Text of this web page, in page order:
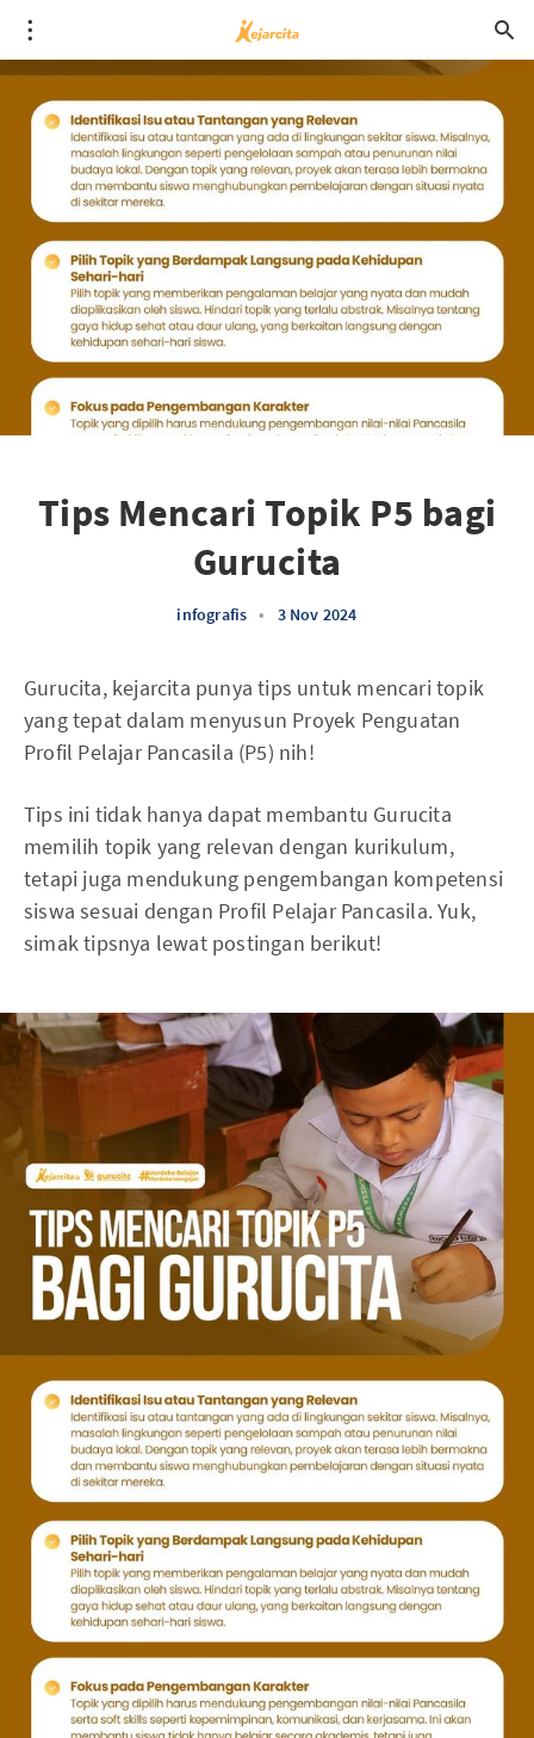
Tips Mencari Topik P5 bagi
Gurucita
infografis • 3 Nov 2024
Gurucita, kejarcita punya tips untuk mencari topik
yang tepat dalam menyusun Proyek Penguatan
Profil Pelajar Pancasila (P5) nih!
Tips ini tidak hanya dapat membantu Gurucita
memilih topik yang relevan dengan kurikulum,
tetapi juga mendukung pengembangan kompetensi
siswa sesuai dengan Profil Pelajar Pancasila. Yuk,
simak tipsnya lewat postingan berikut!